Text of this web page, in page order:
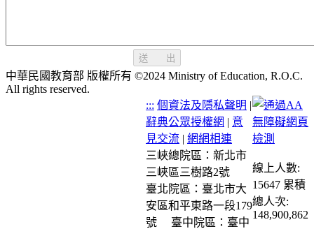
送 出
中華民國教育部 版權所有 ©2024 Ministry of Education, R.O.C.
All rights reserved.
::: 個資法及隱私聲明 |
辭典公眾授權網 | 意
見交流 | 網網相連
三峽總院區：新北市
三峽區三樹路2號
臺北院區：臺北市大
安區和平東路一段179
號
臺中院區：臺中
線上人數:
15647 累積
總人次:
148,900,862